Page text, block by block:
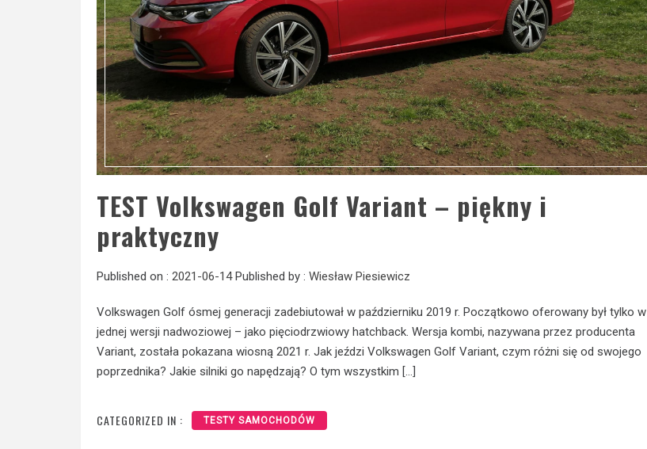
TEST Volkswagen Golf Variant – piękny i
praktyczny
Published on : 2021-06-14Published by : Wiesław Piesiewicz
Volkswagen Golf ósmej generacji zadebiutował w październiku 2019 r. Początkowo oferowany był tylko w
jednej wersji nadwoziowej – jako pięciodrzwiowy hatchback. Wersja kombi, nazywana przez producenta
Variant, została pokazana wiosną 2021 r. Jak jeździ Volkswagen Golf Variant, czym różni się od swojego
poprzednika? Jakie silniki go napędzają? O tym wszystkim […]
CATEGORIZED IN : TESTY SAMOCHODÓW